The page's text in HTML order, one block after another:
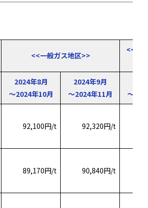
<<一般ガス地区>>
<<学
2024年8月
～2024年10月
2024年9月
～2024年11月
～
92,100円/t 92,320円/t
89,170円/t 90,840円/t